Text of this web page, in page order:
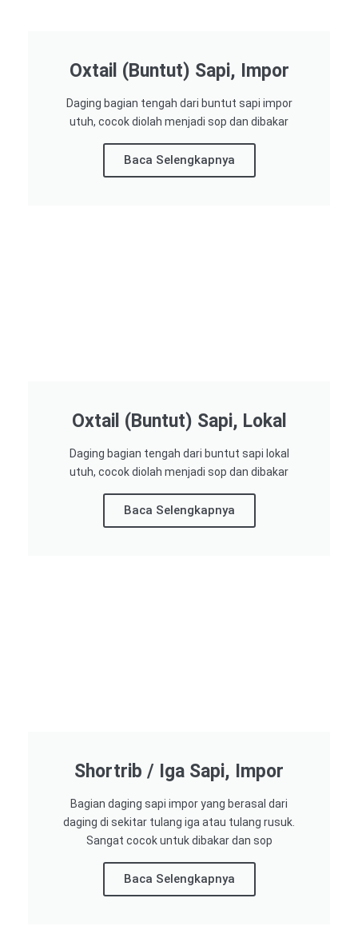
Oxtail (Buntut) Sapi, Impor
Daging bagian tengah dari buntut sapi impor
utuh, cocok diolah menjadi sop dan dibakar
Baca Selengkapnya
Oxtail (Buntut) Sapi, Lokal
Daging bagian tengah dari buntut sapi lokal
utuh, cocok diolah menjadi sop dan dibakar
Baca Selengkapnya
Shortrib / Iga Sapi, Impor
Bagian daging sapi impor yang berasal dari
daging di sekitar tulang iga atau tulang rusuk.
Sangat cocok untuk dibakar dan sop
Baca Selengkapnya